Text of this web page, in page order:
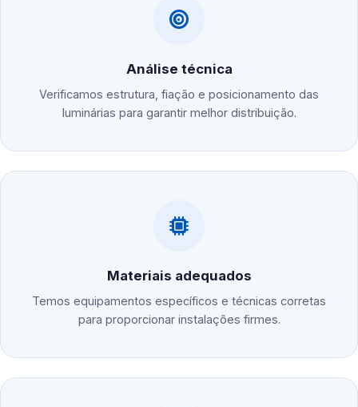
Análise técnica
Verificamos estrutura, fiação e posicionamento das
luminárias para garantir melhor distribuição.
Materiais adequados
Temos equipamentos específicos e técnicas corretas
para proporcionar instalações firmes.